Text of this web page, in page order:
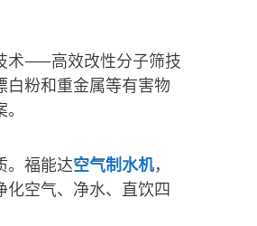
术——高效改性分子筛技
粉和重金属等有害物
。福能达空气制水机，
空气、净水、直饮四